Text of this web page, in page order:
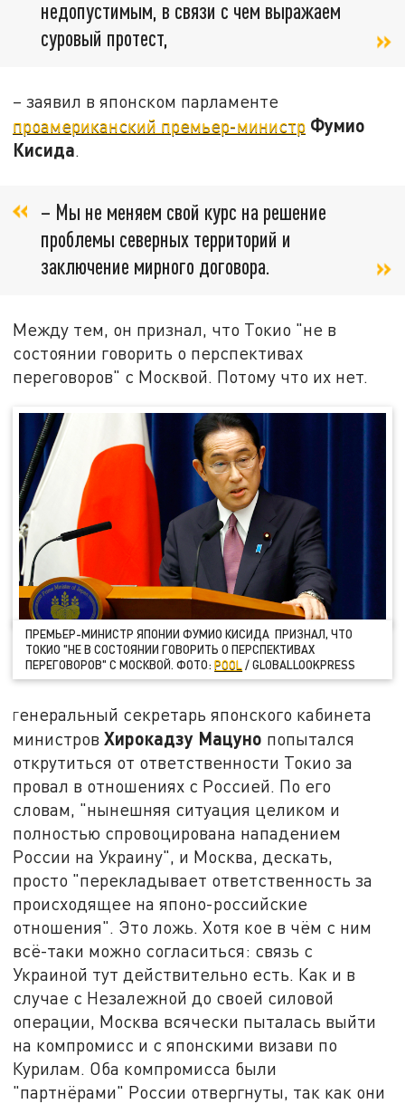
недопустимым, в связи с чем выражаем
суровый протест,
– заявил в японском парламенте
проамериканский премьер-министр Фумио
Кисида.
– Мы не меняем свой курс на решение
проблемы северных территорий и
заключение мирного договора.
Между тем, он признал, что Токио "не в
состоянии говорить о перспективах
переговоров" с Москвой. Потому что их нет.
ПРЕМЬЕР-МИНИСТР ЯПОНИИ ФУМИО КИСИДА ПРИЗНАЛ, ЧТО
ТОКИО "НЕ В СОСТОЯНИИ ГОВОРИТЬ О ПЕРСПЕКТИВАХ
ПЕРЕГОВОРОВ" С МОСКВОЙ. ФОТО:POOL/ GLOBALLOOKPRESS
Генеральный секретарь японского кабинета
министровХирокадзу Мацуно попытался
открутиться от ответственности Токио за
провал в отношениях с Россией. По его
словам, "нынешняя ситуация целиком и
полностью спровоцирована нападением
России на Украину", и Москва, дескать,
просто "перекладывает ответственность за
происходящее на японо-российские
отношения". Это ложь. Хотя кое в чём с ним
всё-таки можно согласиться: связь с
Украиной тут действительно есть. Как и в
случае с Незалежной до своей силовой
операции, Москва всячески пыталась выйти
на компромисс и с японскими визави по
Курилам. Оба компромисса были
"партнёрами" России отвергнуты, так как они